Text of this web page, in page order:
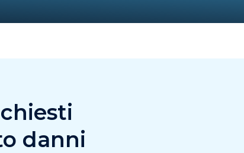
danni